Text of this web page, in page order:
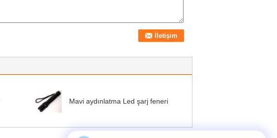
Mavi aydınlatma Led şarj feneri